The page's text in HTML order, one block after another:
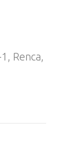
Renca,